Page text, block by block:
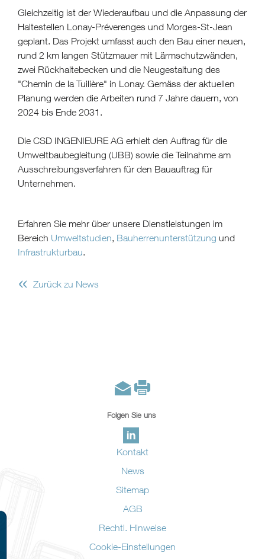
Gleichzeitig ist der Wiederaufbau und die Anpassung der
Haltestellen Lonay-Préverenges und Morges-St-Jean
geplant. Das Projekt umfasst auch den Bau einer neuen,
rund 2 km langen Stützmauer mit Lärmschutzwänden,
zwei Rückhaltebecken und die Neugestaltung des
"Chemin de la Tuilière" in Lonay. Gemäss der aktuellen
Planung werden die Arbeiten rund 7 Jahre dauern, von
2024 bis Ende 2031.
Die CSD INGENIEURE AG erhielt den Auftrag für die
Umweltbaubegleitung (UBB) sowie die Teilnahme am
Ausschreibungsverfahren für den Bauauftrag für
Unternehmen.
Erfahren Sie mehr über unsere Dienstleistungen im
Bereich Umweltstudien, Bauherrenunterstützung und
Infrastrukturbau.
« Zurück zu News
Folgen Sie uns
Kontakt
News
Sitemap
AGB
Rechtl. Hinweise
Cookie-Einstellungen